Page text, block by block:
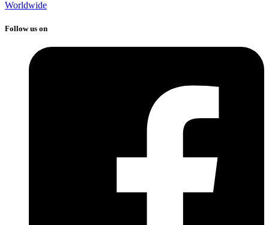
Worldwide
Follow us on